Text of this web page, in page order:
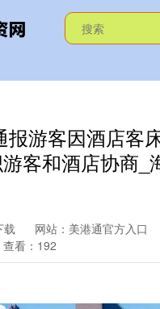
报游客因酒店客
客和酒店协商_
载 网站：美港通官方入口
查看：192